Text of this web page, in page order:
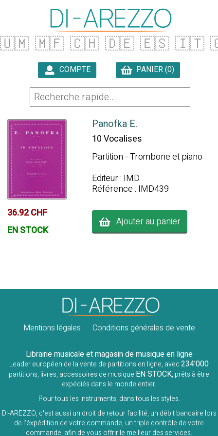
🇺🇲 🇲🇫 🇨🇭 🇩🇪 🇪🇸 🇮🇹
COMPTE PANIER (0)
36.92 CHF
EN STOCK
Panofka E.
10 Vocalises
Partition - Trombone et piano
Editeur : IMD
Référence : IMD439
Ajouter au panier
Mentions légales Conditions générales de vente
Librairie musicale et magasin de musique en ligne
Leader européen de la vente de partitions en ligne, avec234'000
partitions, livres, accessoires de musique EN STOCK, prêts à être
expédiés dans le monde entier.
Pour tous les instruments, dans tous les styles.
DI-AREZZO, c'est aussi un droit de retour facilité, un débit bancaire lors
de l'éxpédition de votre commande, un triple contrôle de votre
commande, afin de vous offrir le meilleur des services.